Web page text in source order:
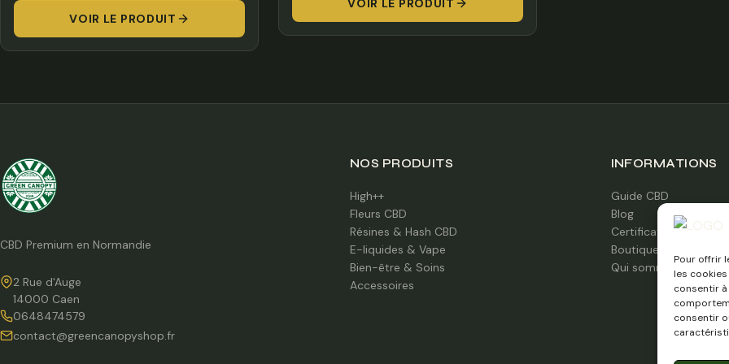
Pour offrir
les
consentir
consentir
prix :
8,00 €
VOIR LE PRODUIT
prix :
30,00 €
VOIR LE PRODUIT
CBD Premium en Normandie
2 Rue d'Auge
14000 Caen
0648474579
contact@greencanopyshop.fr
NOS PRODUITS
High++
Fleurs CBD
Résines & Hash CBD
E-liquides & Vape
Bien-être & Soins
Accessoires
INFORMATIONS
Guide CBD
Blog
Certifications labo
Boutique à Caen
Qui sommes-nous ?